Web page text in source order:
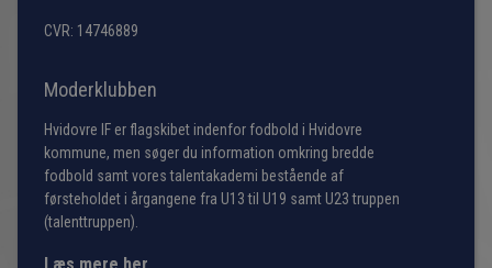
CVR: 14746889
Moderklubben
Hvidovre IF er flagskibet indenfor fodbold i Hvidovre
kommune, men søger du information omkring bredde
fodbold samt vores talentakademi bestående af
førsteholdet i årgangene fra U13 til U19 samt U23 truppen
(talenttruppen).
Læs mere her